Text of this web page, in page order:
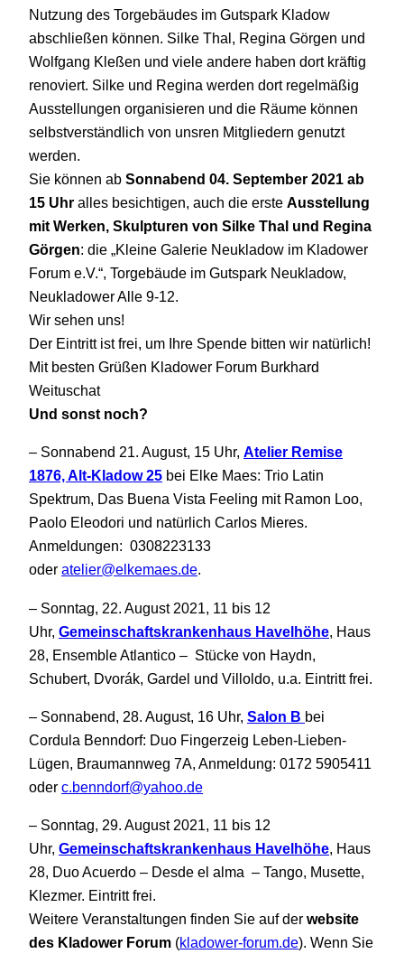
Nutzung des Torgebäudes im Gutspark Kladow
abschließen können. Silke Thal, Regina Görgen und
Wolfgang Kleßen und viele andere haben dort kräftig
renoviert. Silke und Regina werden dort regelmäßig
Ausstellungen organisieren und die Räume können
selbstverständlich von unsren Mitgliedern genutzt
werden.
Sie können ab Sonnabend 04. September 2021 ab
15 Uhr alles besichtigen, auch die erste Ausstellung
mit Werken, Skulpturen von Silke Thal und Regina
Görgen: die „Kleine Galerie Neukladow im Kladower
Forum e.V.“, Torgebäude im Gutspark Neukladow,
Neukladower Alle 9-12.
Wir sehen uns!
Der Eintritt ist frei, um Ihre Spende bitten wir natürlich!
Mit besten Grüßen Kladower Forum Burkhard
Weituschat
Und sonst noch?
– Sonnabend 21. August, 15 Uhr, Atelier Remise
1876, Alt-Kladow 25 bei Elke Maes: Trio Latin
Spektrum, Das Buena Vista Feeling mit Ramon Loo,
Paolo Eleodori und natürlich Carlos Mieres.
Anmeldungen: 0308223133
oder atelier@elkemaes.de.
– Sonntag, 22. August 2021, 11 bis 12
Uhr, Gemeinschaftskrankenhaus Havelhöhe , Haus
28, Ensemble Atlantico – Stücke von Haydn,
Schubert, Dvorák, Gardel und Villoldo, u.a. Eintritt frei.
– Sonnabend, 28. August, 16 Uhr, Salon B bei
Cordula Benndorf: Duo Fingerzeig Leben-Lieben-
Lügen, Braumannweg 7A, Anmeldung: 0172 5905411
oder c.benndorf@yahoo.de
– Sonntag, 29. August 2021, 11 bis 12
Uhr, Gemeinschaftskrankenhaus Havelhöhe, Haus
28, Duo Acuerdo – Desde el alma – Tango, Musette,
Klezmer. Eintritt frei.
Weitere Veranstaltungen finden Sie auf der website
des Kladower Forum (kladower-forum.de). Wenn Sie